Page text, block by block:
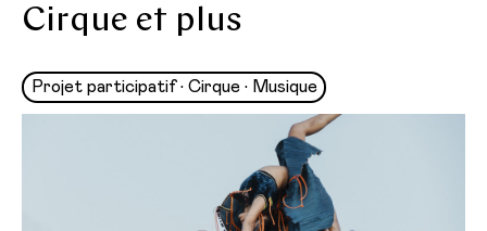
Cirque et plus
Projet participatif • Cirque • Musique